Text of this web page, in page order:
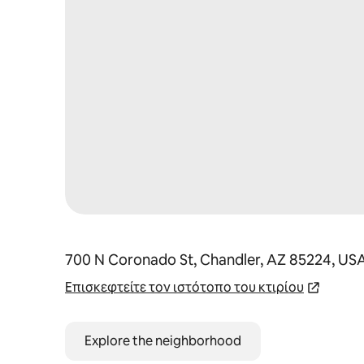
700 N Coronado St, Chandler, AZ 85224,
Επισκεφτείτε τον ιστότοπο του κτιρίου
Explore the neighborhood